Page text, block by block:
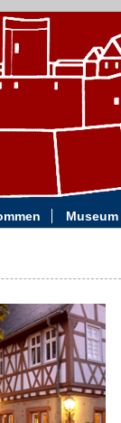
Museum